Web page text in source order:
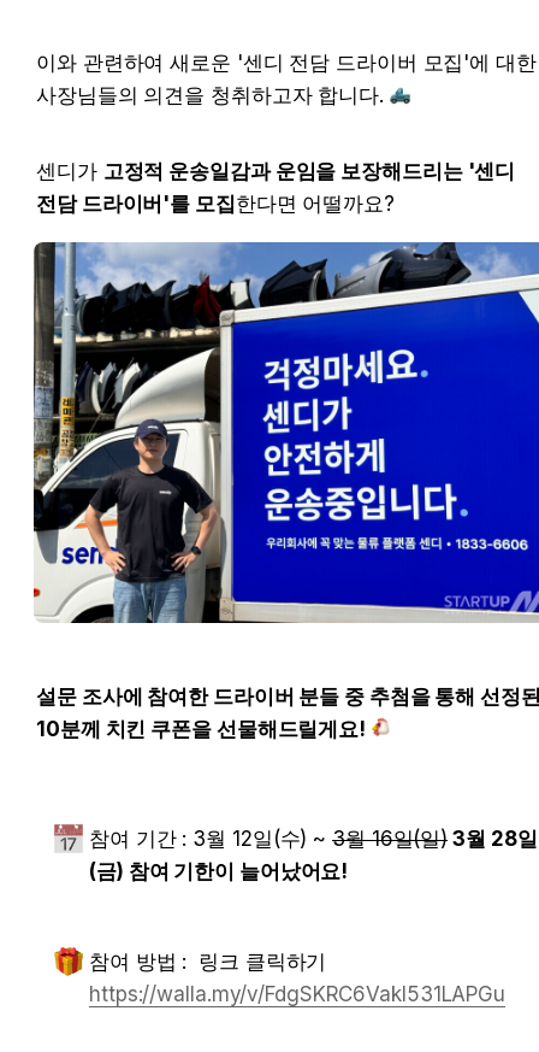
이와 관련하여 새로운 '센디 전담 드라이버 모집'에 대한
사장님들의 의견을 청취하고자 합니다.
센디가 고정적 운송일감과 운임을 보장해드리는 '센디
전담 드라이버'를 모집한다면 어떨까요?
설문 조사에 참여한 드라이버 분들 중 추첨을 통해 선정
10분께 치킨 쿠폰을 선물해드릴게요!
참여 기간 : 3월 12일(수) ~ 3월 16일(일) 3월 28일
(금) 참여 기한이 늘어났어요!
https://walla.my/v/FdgSKRC6Vakl531LAPGu